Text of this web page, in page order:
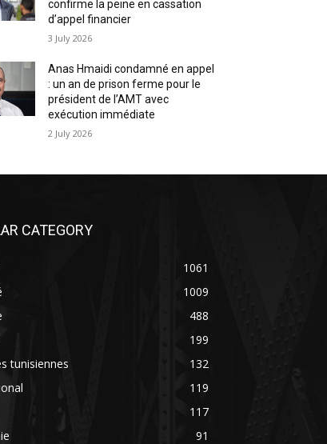
confirme la peine en cassation
d’appel financier
3 July 2026
Anas Hmaidi condamné en appel
: un an de prison ferme pour le
président de l’AMT avec
exécution immédiate
2 July 2026
CATEGORY
1061
1009
488
199
tunisiennes
132
119
117
91